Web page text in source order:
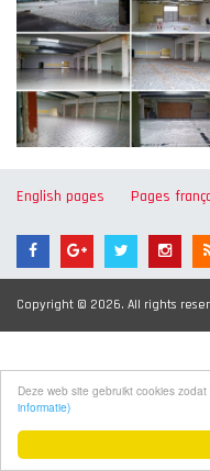
Deze web site gebruikt cookies
informatie)
English pages Pages
Copyright © 2026. All rights